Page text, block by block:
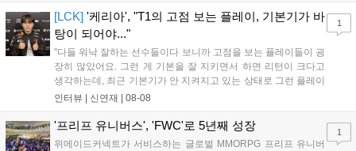
상 'Grand Theft Auto VI: An Extended Look'을 최초 공개할 계획
이다....
[LCK] '케리아', "T1의 고점 보는 플레이, 기본기가 바
탕이 되어야..."
"다들 워낙 잘하는 선수들이다 보니까 고점을 보는 플레이들이 굉
장히 많았어요. 그런 게 기본을 잘 지키면서 하면 리턴이 크다고
생각하는데, 최근 기본기가 안 지켜지고 있는 상태로 그런 플레이
를 추구하다 보니까 팀적으로 안 좋은 사고가 계속 많이 났던 것
LoL 챔피언스 코리아(LCK)'...
인터뷰 | 신연재 08-08
1
'프리프 유니버스', 'FWC'로 5년째 성장
위메이드커넥트가 서비스하는 글로벌 MMORPG 프리프 유니버
1